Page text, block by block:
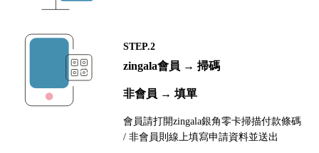
STEP.2
zingala會員 → 掃碼
非會員 → 填單
會員請打開zingala銀角零卡掃描付款條碼
/ 非會員則線上填寫申請資料並送出